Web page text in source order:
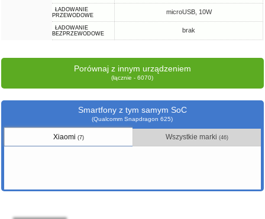
ŁADOWANIE
PRZEWODOWE
microUSB, 10W
ŁADOWANIE
BEZPRZEWODOWE
brak
Porównaj z innym urządzeniem
(łącznie - 6070)
Smartfony z tym samym SoC
(Qualcomm Snapdragon 625)
Xiaomi (7) Wszystkie marki (46)